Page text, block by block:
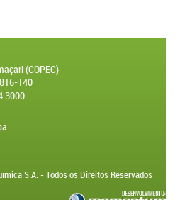
(COPEC)
140
3000
S.A. - Todos os Direitos Reservados